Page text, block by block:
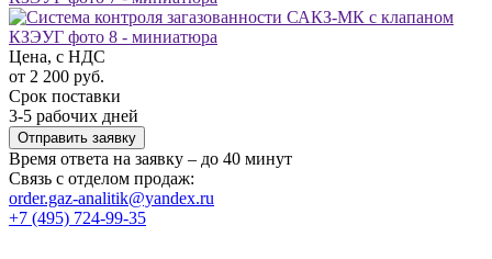
Цена, с НДС
от 2 200 руб.
Срок поставки
3-5 рабочих дней
Отправить заявку
Время ответа на заявку – до 40 минут
Связь с отделом продаж:
order.gaz-analitik@yandex.ru
+7 (495) 724-99-35